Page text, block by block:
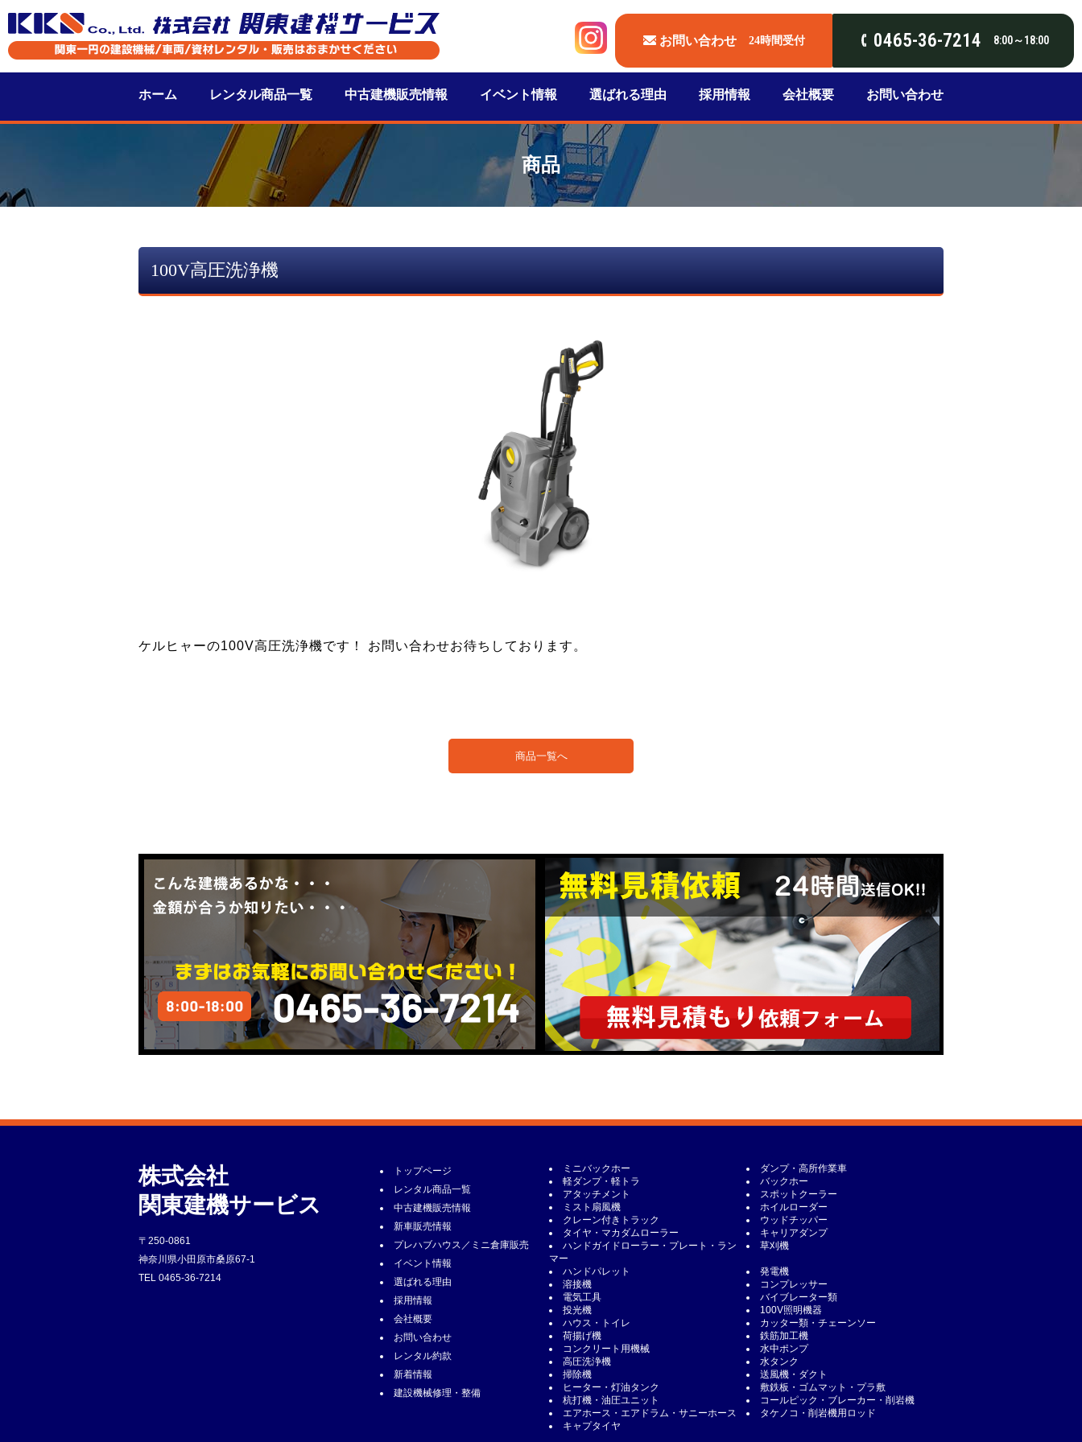
お問い合わせ 24時間受付 0465-36-7214 8:00～18:00
ホーム レンタル商品一覧 中古建機販売情報 イベント情報 選ばれる理由 採用情報 会社概要 お問い合わせ
商品
100V高圧洗浄機
ケルヒャーの100V高圧洗浄機です！ お問い合わせお待ちしております。
商品一覧へ
株式会社
関東建機サービス
〒250-0861
神奈川県小田原市桑原67-1
TEL 0465-36-7214
トップページ
レンタル商品一覧
中古建機販売情報
新車販売情報
プレハブハウス／ミニ倉庫販売
イベント情報
選ばれる理由
採用情報
会社概要
お問い合わせ
レンタル約款
新着情報
建設機械修理・整備
ミニバックホー
ダンプ・高所作業車
軽ダンプ・軽トラ
バックホー
アタッチメント
スポットクーラー
ミスト扇風機
ホイルローダー
クレーン付きトラック
ウッドチッパー
タイヤ・マカダムローラー
キャリアダンプ
ハンドガイドローラー・プレート・ラン
マー
草刈機
ハンドパレット
発電機
溶接機
コンプレッサー
電気工具
バイブレーター類
投光機
100V照明機器
ハウス・トイレ
カッター類・チェーンソー
荷揚げ機
鉄筋加工機
コンクリート用機械
水中ポンプ
高圧洗浄機
水タンク
掃除機
送風機・ダクト
ヒーター・灯油タンク
敷鉄板・ゴムマット・プラ敷
杭打機・油圧ユニット
コールピック・ブレーカー・削岩機
エアホース・エアドラム・サニーホース
タケノコ・削岩機用ロッド
キャプタイヤ